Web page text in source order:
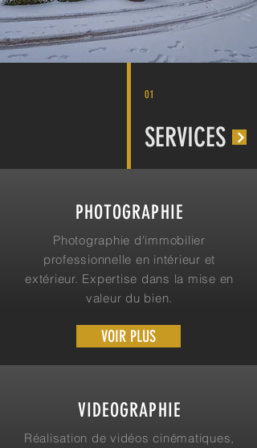
01
SERVICES
PHOTOGRAPHIE
Photographie d'immobilier
professionnelle en intérieur et
extérieur. Expertise dans la mise en
valeur du bien.
VOIR PLUS
VIDEOGRAPHIE
Réalisation de vidéos cinématiques,